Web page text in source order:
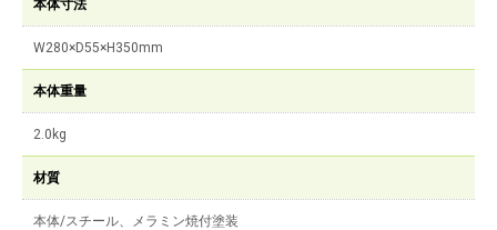
本体寸法
W280×D55×H350mm
本体重量
2.0kg
材質
本体/スチール、メラミン焼付塗装